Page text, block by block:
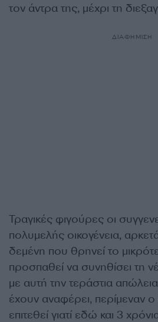
τον άντρα της, μέχρι τη
ΔΙΑΦΗΜΙΣΗ
Τραγικές φιγούρες οι
πολυμελής οικογένεια,
δεμένη που θρηνεί το
προσπαθεί να συνηθίσει τη
με αυτή την τεράστια
έχουν αναφέρει, περίμεναν
επιτεθεί γιατί εδώ και 3